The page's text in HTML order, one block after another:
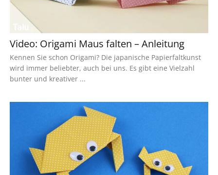
Video: Origami Maus falten – Anleitung
Kennen Sie schon Origami? Die japanische Papierfaltkunst
wird immer beliebter, auch bei uns. Es gibt eine Vielzahl
bunter und kreativer ...